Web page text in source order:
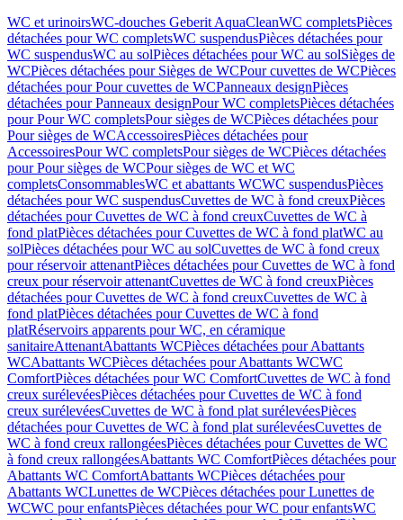
WC et urinoirsWC-douches Geberit AquaCleanWC completsPièces
détachées pour WC completsWC suspendusPièces détachées pour
WC suspendusWC au solPièces détachées pour WC au solSièges de
WCPièces détachées pour Sièges de WCPour cuvettes de WCPièces
détachées pour Pour cuvettes de WCPanneaux designPièces
détachées pour Panneaux designPour WC completsPièces détachées
pour Pour WC completsPour sièges de WCPièces détachées pour
Pour sièges de WCAccessoiresPièces détachées pour
AccessoiresPour WC completsPour sièges de WCPièces détachées
pour Pour sièges de WCPour sièges de WC et WC
completsConsommablesWC et abattants WCWC suspendusPièces
détachées pour WC suspendusCuvettes de WC à fond creuxPièces
détachées pour Cuvettes de WC à fond creuxCuvettes de WC à
fond platPièces détachées pour Cuvettes de WC à fond platWC au
solPièces détachées pour WC au solCuvettes de WC à fond creux
pour réservoir attenantPièces détachées pour Cuvettes de WC à fond
creux pour réservoir attenantCuvettes de WC à fond creuxPièces
détachées pour Cuvettes de WC à fond creuxCuvettes de WC à
fond platPièces détachées pour Cuvettes de WC à fond
platRéservoirs apparents pour WC, en céramique
sanitaireAttenantAbattants WCPièces détachées pour Abattants
WCAbattants WCPièces détachées pour Abattants WCWC
ComfortPièces détachées pour WC ComfortCuvettes de WC à fond
creux surélevéesPièces détachées pour Cuvettes de WC à fond
creux surélevéesCuvettes de WC à fond plat surélevéesPièces
détachées pour Cuvettes de WC à fond plat surélevéesCuvettes de
WC à fond creux rallongéesPièces détachées pour Cuvettes de WC
à fond creux rallongéesAbattants WC ComfortPièces détachées pour
Abattants WC ComfortAbattants WCPièces détachées pour
Abattants WCLunettes de WCPièces détachées pour Lunettes de
WCWC pour enfantsPièces détachées pour WC pour enfantsWC